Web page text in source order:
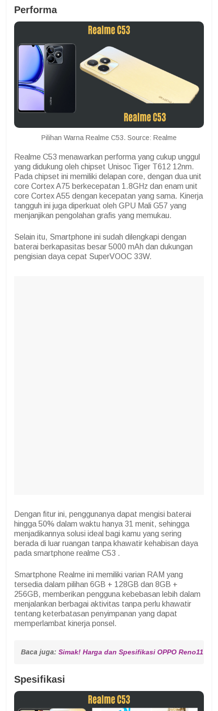
Performa
Pilihan Warna Realme C53. Source: Realme
Realme C53 menawarkan performa yang cukup unggul
yang didukung oleh chipset Unisoc Tiger T612 12nm.
Pada chipset ini memiliki delapan core, dengan dua unit
core Cortex A75 berkecepatan 1.8GHz dan enam unit
core Cortex A55 dengan kecepatan yang sama. Kinerja
tangguh ini juga diperkuat oleh GPU Mali G57 yang
menjanjikan pengolahan grafis yang memukau.
Selain itu, Smartphone ini sudah dilengkapi dengan
baterai berkapasitas besar 5000 mAh dan dukungan
pengisian daya cepat SuperVOOC 33W.
Dengan fitur ini, penggunanya dapat mengisi baterai
hingga 50% dalam waktu hanya 31 menit, sehingga
menjadikannya solusi ideal bagi kamu yang sering
berada di luar ruangan tanpa khawatir kehabisan daya
pada smartphone realme C53 .
Smartphone Realme ini memiliki varian RAM yang
tersedia dalam pilihan 6GB + 128GB dan 8GB +
256GB, memberikan pengguna kebebasan lebih dalam
menjalankan berbagai aktivitas tanpa perlu khawatir
tentang keterbatasan penyimpanan yang dapat
memperlambat kinerja ponsel.
Baca juga: Simak! Harga dan Spesifikasi OPPO Reno11 Pro
Spesifikasi